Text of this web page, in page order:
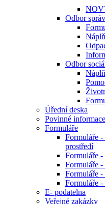
Odbor
Odbor
Úřední deska
Povinné informace
Formuláře
Formuláře
prostředí
Formuláře
Formuláře -
Formuláře
Formuláře
E- podatelna
Veřejné zakázky